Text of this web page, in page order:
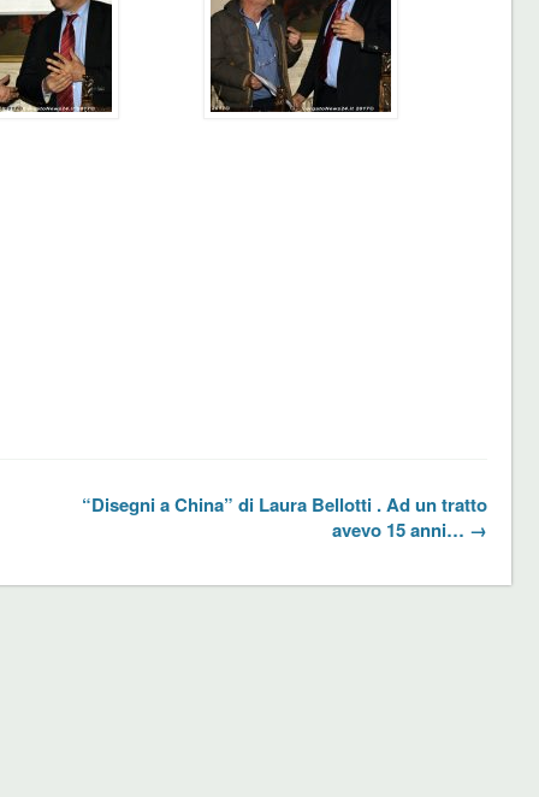
“Disegni a China” di Laura Bellotti . Ad un tratto
avevo 15 anni… →